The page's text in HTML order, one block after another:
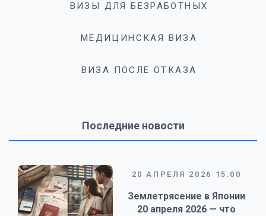
ВИЗЫ ДЛЯ БЕЗРАБОТНЫХ
МЕДИЦИНСКАЯ ВИЗА
ВИЗА ПОСЛЕ ОТКАЗА
Последние новости
20 АПРЕЛЯ 2026 15:00
Землетрясение в Японии
20 апреля 2026 — что